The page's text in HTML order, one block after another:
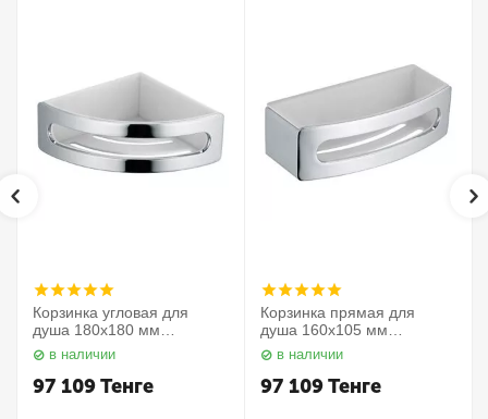
Корзинка угловая для
душа 180х180 мм
Elegance 11657010000
Keuco
в наличии
97 109Тенге
Корзинка прямая для
душа 160х105 мм
Elegance 11658010000
Keuco
в наличии
97 109Тенге